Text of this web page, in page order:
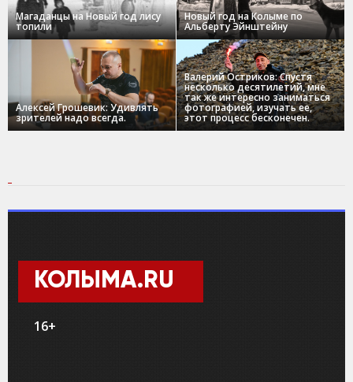
Магаданцы на Новый год лису
топили
Новый год на Колыме по
Альберту Эйнштейну
Алексей Грошевик: Удивлять
зрителей надо всегда.
Валерий Остриков: Спустя
несколько десятилетий, мне
так же интересно заниматься
фотографией, изучать ее,
этот процесс бесконечен.
КОЛЫМА.RU
16+